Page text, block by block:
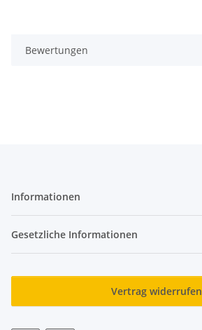
Bewertungen
Informationen
Gesetzliche Informationen
Vertrag widerrufen